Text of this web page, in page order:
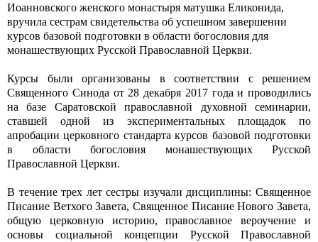
Иоанновского женского монастыря матушка Еликонида,
вручила сестрам свидетельства об успешном завершении
курсов базовой подготовки в области богословия для
монашествующих Русской Православной Церкви.
Курсы были организованы в соответствии с решением
Священного Синода от 28 декабря 2017 года и проводились
на базе Саратовской православной духовной семинарии,
ставшей одной из экспериментальных площадок по
апробации церковного стандарта курсов базовой подготовки
в области богословия монашествующих Русской
Православной Церкви.
В течение трех лет сестры изучали дисциплины: Священное
Писание Ветхого Завета, Священное Писание Нового Завета,
общую церковную историю, православное вероучение и
основы социальной концепции Русской Православной